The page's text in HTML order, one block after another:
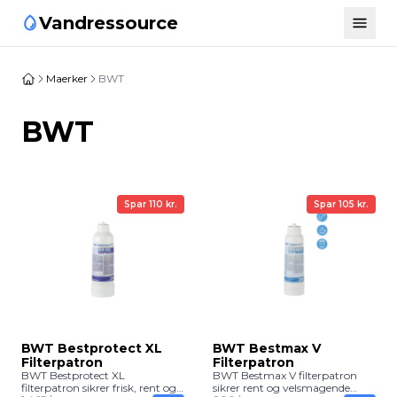
Vandressource
Maerker BWT
BWT
Spar 110 kr.
BWT Bestprotect XL
Filterpatron
BWT Bestprotect XL
filterpatron sikrer frisk, rent og
Spar 105 kr.
BWT Bestmax V
Filterpatron
BWT Bestmax V filterpatron
sikrer rent og velsmagende